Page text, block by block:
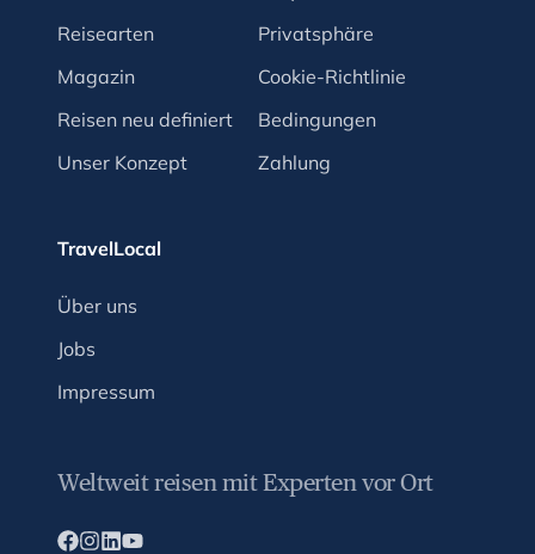
Reisearten
Magazin
Reisen neu definiert
Unser Konzept
Privatsphäre
Cookie-Richtlinie
Bedingungen
Zahlung
TravelLocal
Über uns
Jobs
Impressum
Weltweit reisen mit Experten vor Ort